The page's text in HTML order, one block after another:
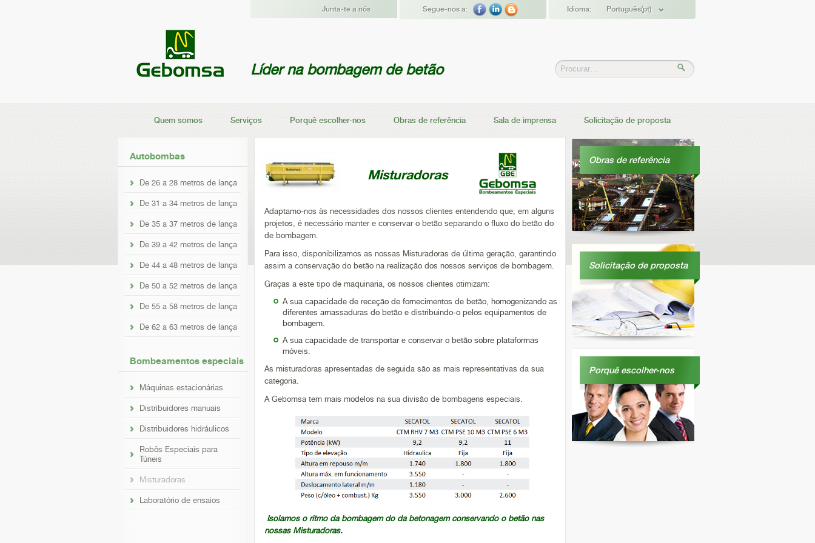
Junta-te a nós Segue-nos a: Idioma: Português(pt)
Líder na bombagem de betão
Quem somos Serviços Porquê escolher-nos Obras de referência Sala de imprensa Solicitação de proposta
Autobombas
De 26 a 28 metros de lança
De 31 a 34 metros de lança
De 35 a 37 metros de lança
De 39 a 42 metros de lança
De 44 a 48 metros de lança
De 50 a 52 metros de lança
De 55 a 58 metros de lança
De 62 a 63 metros de lança
Bombeamentos especiais
Máquinas estacionárias
Distribuidores manuais
Distribuidores hidráulicos
Robôs Especiais para
Túneis
Misturadoras
Laboratório de ensaios
Misturadoras
Adaptamo-nos às necessidades dos nossos clientes entendendo que, em alguns
projetos, é necessário manter e conservar o betão separando o fluxo do betão do
de bombagem.
Para isso, disponibilizamos as nossas Misturadoras de última geração, garantindo
assim a conservação do betão na realização dos nossos serviços de bombagem.
Graças a este tipo de maquinaria, os nossos clientes otimizam:
A sua capacidade de receção de fornecimentos de betão, homogenizando as
diferentes amassaduras do betão e distribuindo-o pelos equipamentos de
bombagem.
A sua capacidade de transportar e conservar o betão sobre plataformas
móveis.
As misturadoras apresentadas de seguida são as mais representativas da sua
categoria.
A Gebomsa tem mais modelos na sua divisão de bombagens especiais.
Isolamos o ritmo da bombagem do da betonagem conservando o betão nas
nossas Misturadoras.
Obras de referência
Solicitação de proposta
Porquê escolher-nos